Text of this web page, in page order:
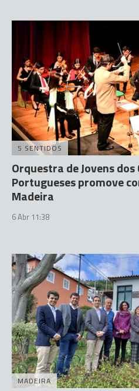
5 SENTIDOS
Orquestra de Jovens
Portugueses promove
Madeira
6 Abr 11:38
MADEIRA